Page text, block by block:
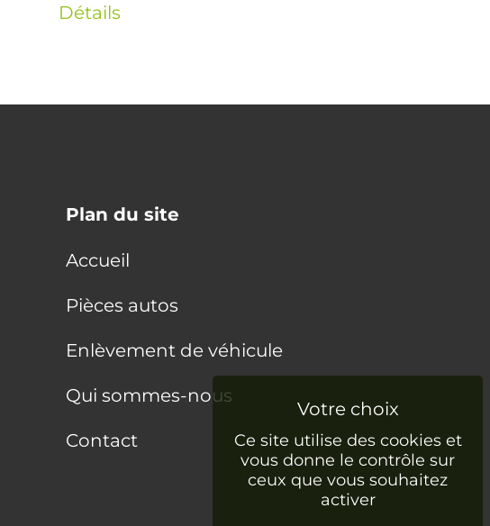
Détails
Plan du site
Accueil
Pièces autos
Enlèvement de véhicule
Qui sommes-nous
Contact
Ce site utilise des cookies et
vous donne le contrôle sur
ceux que vous souhaitez
activer